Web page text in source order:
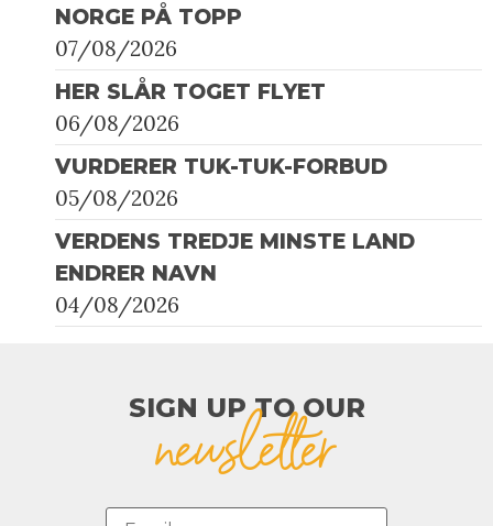
NORGE PÅ TOPP
07/08/2026
HER SLÅR TOGET FLYET
06/08/2026
VURDERER TUK-TUK-FORBUD
05/08/2026
VERDENS TREDJE MINSTE LAND
ENDRER NAVN
04/08/2026
SIGN UP TO OUR​
newsletter